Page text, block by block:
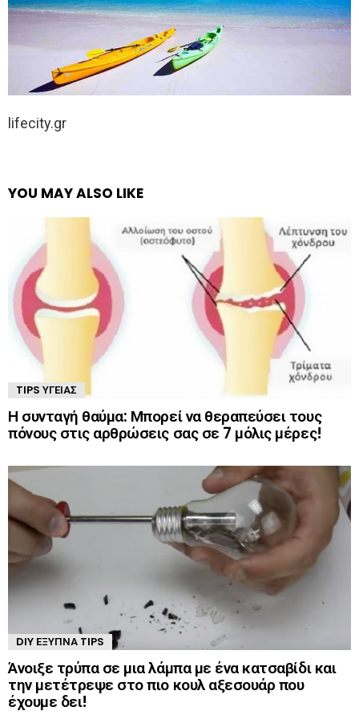
lifecity.gr
YOU MAY ALSO LIKE
TIPS ΥΓΕΊΑΣ
Η συνταγή θαύμα: Μπορεί να θεραπεύσει τους
πόνους στις αρθρώσεις σας σε 7 μόλις μέρες!
DIY ΈΞΥΠΝΑ TIPS
Άνοιξε τρύπα σε μια λάμπα με ένα κατσαβίδι και
την μετέτρεψε στο πιο κουλ αξεσουάρ που
έχουμε δει!